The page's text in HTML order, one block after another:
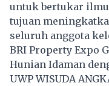
untuk bertukar ilmu
tujuan
seluruh anggota
BRI Property Expo
Hunian Idaman
UWP WISUDA